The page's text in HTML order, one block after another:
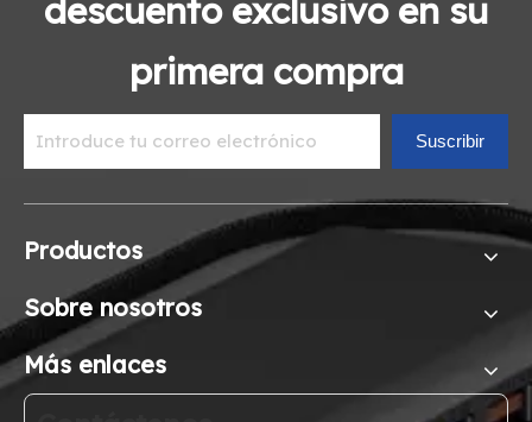
descuento exclusivo en su
primera compra
Suscribir
Productos
Sobre nosotros
Más enlaces